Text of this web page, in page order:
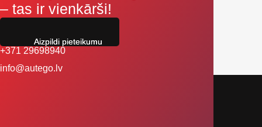
– tas ir vienkārši!
+371 29698940
info@autego.lv